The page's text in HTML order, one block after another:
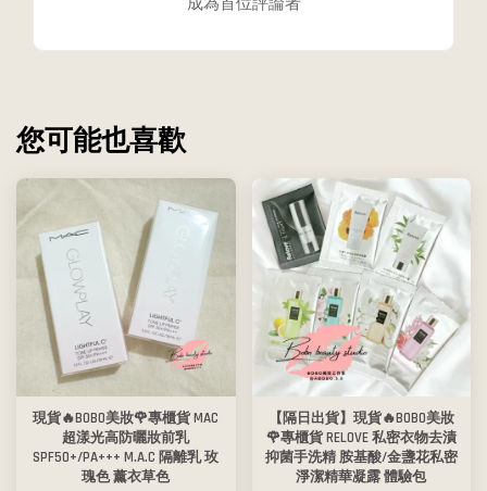
您可能也喜歡
現貨🔥BOBO美妝🌹專櫃貨 MAC
超漾光高防曬妝前乳
SPF50+/PA+++ M.A.C 隔離乳 玫
瑰色 薰衣草色
【隔日出貨】現貨🔥BOBO美妝
🌹專櫃貨 RELOVE 私密衣物去漬
抑菌手洗精 胺基酸/金盞花私密
淨潔精華凝露 體驗包